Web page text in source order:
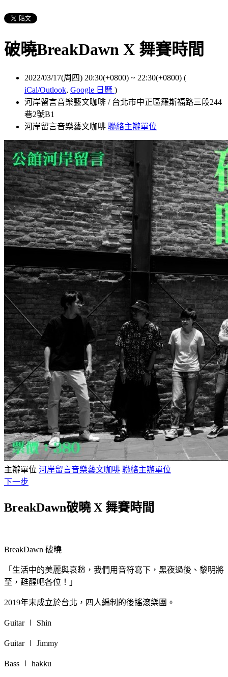
破曉BreakDawn X 舞賽時間
2022/03/17(周四) 20:30(+0800) ~ 22:30(+0800) (
iCal/Outlook, Google 日曆 )
河岸留言音樂藝文咖啡 / 台北市中正區羅斯福路三段244
巷2號B1
河岸留言音樂藝文咖啡 聯絡主辦單位
主辦單位 河岸留言音樂藝文咖啡 聯絡主辦單位
下一步
BreakDawn破曉 X 舞賽時間
BreakDawn 破曉
「生活中的美麗與哀愁，我們用音符寫下，黑夜過後、黎明將
至，甦醒吧各位！」
2019年末成立於台北，四人編制的後搖滾樂團。
Guitar ∣ Shin
Guitar ∣ Jimmy
Bass ∣ hakku